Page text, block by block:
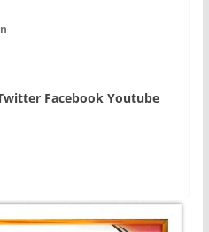
Facebook Youtube